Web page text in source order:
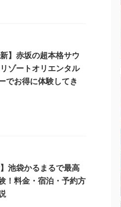
新】赤坂の超本格サウ
ゾートオリエンタル
でお得に体験してき
】池袋かるまるで最高
！料金・宿泊・予約方